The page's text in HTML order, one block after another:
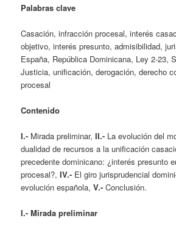
Palabras clave
Casación, infracción procesal, interés
objetivo, interés presunto, admisibilidad,
España, República Dominicana, Ley 2-23,
Justicia, unificación, derogación, derecho
procesal
Contenido
I.- Mirada preliminar, II.- La evolución del
dualidad de recursos a la unificación
precedente dominicano: ¿interés presunto
procesal?, IV.- El giro jurisprudencial
evolución española, V.-Conclusión.
I.- Mirada preliminar